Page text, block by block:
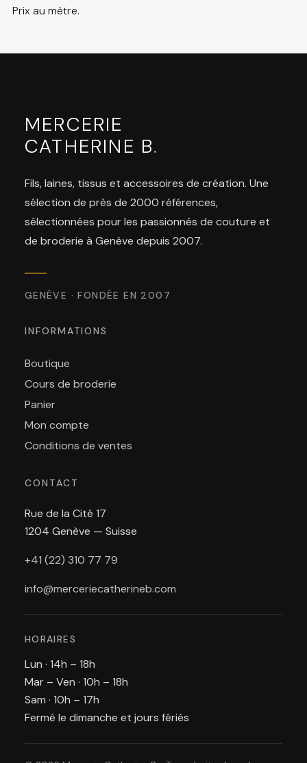
Prix au mètre.
MERCERIE
CATHERINE B.
Fils, laines, tissus et accessoires de création. Une
sélection de près de 2000 références,
sélectionnées pour les passionnés de couture et
de broderie à Genève depuis 2007.
GENÈVE · FONDÉE EN 2007
INFORMATIONS
Boutique
Cours de broderie
Panier
Mon compte
Conditions de ventes
CONTACT
Rue de la Cité 17
1204 Genève — Suisse
+41 (22) 310 77 79
info@merceriecatherineb.com
HORAIRES
Lun · 14h – 18h
Mar – Ven · 10h – 18h
Sam · 10h – 17h
Fermé le dimanche et jours fériés